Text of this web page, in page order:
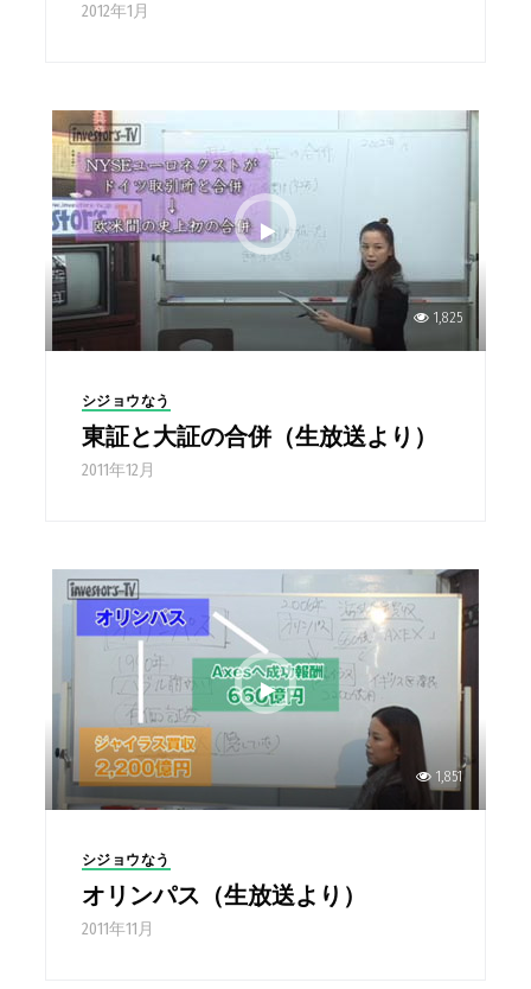
2012年1月
1,825
シジョウなう
東証と大証の合併（生放送より）
2011年12月
1,851
シジョウなう
オリンパス（生放送より）
2011年11月